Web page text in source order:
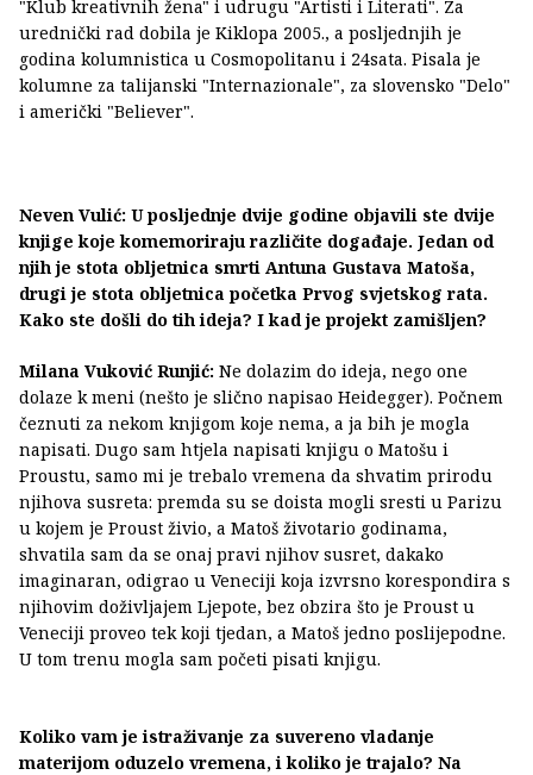
"Klub kreativnih žena" i udrugu "Artisti i Literati". Za
urednički rad dobila je Kiklopa 2005., a posljednjih je
godina kolumnistica u Cosmopolitanu i 24sata. Pisala je
kolumne za talijanski "Internazionale", za slovensko "Delo"
i američki "Believer".
Neven Vulić: U posljednje dvije godine objavili ste dvije
knjige koje komemoriraju različite događaje. Jedan od
njih je stota obljetnica smrti Antuna Gustava Matoša,
drugi je stota obljetnica početka Prvog svjetskog rata.
Kako ste došli do tih ideja? I kad je projekt zamišljen?
Milana Vuković Runjić: Ne dolazim do ideja, nego one
dolaze k meni (nešto je slično napisao Heidegger). Počnem
čeznuti za nekom knjigom koje nema, a ja bih je mogla
napisati. Dugo sam htjela napisati knjigu o Matošu i
Proustu, samo mi je trebalo vremena da shvatim prirodu
njihova susreta: premda su se doista mogli sresti u Parizu
u kojem je Proust živio, a Matoš životario godinama,
shvatila sam da se onaj pravi njihov susret, dakako
imaginaran, odigrao u Veneciji koja izvrsno korespondira s
njihovim doživljajem Ljepote, bez obzira što je Proust u
Veneciji proveo tek koji tjedan, a Matoš jedno poslijepodne.
U tom trenu mogla sam početi pisati knjigu.
Koliko vam je istraživanje za suvereno vladanje
materijom oduzelo vremena, i koliko je trajalo? Na